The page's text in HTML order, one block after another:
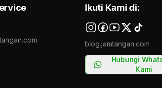
Ikuti Kami di:
blog.jamtangan.com
Hubungi
Kami